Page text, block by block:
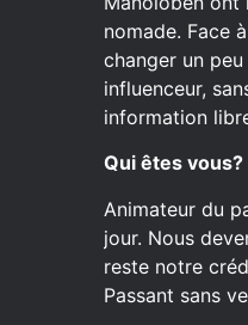
nomade. Face
changer un
influenceur,
information
Qui êtes vous?
Animateur du
jour. Nous
reste notre
Passant sans